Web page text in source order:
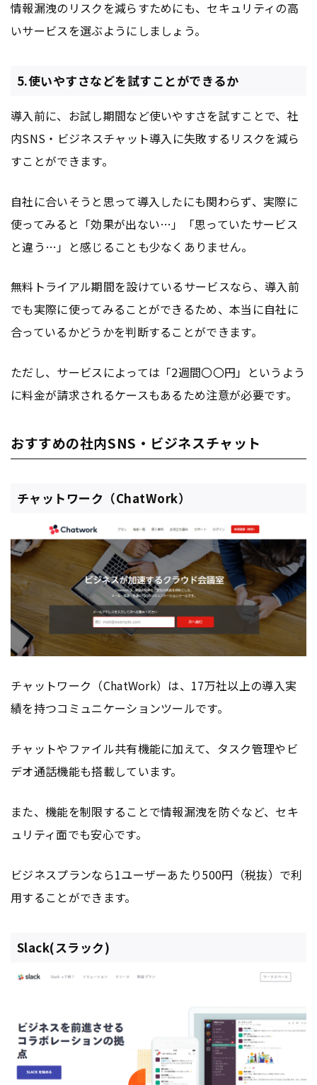
情報漏洩のリスクを減らすためにも、セキュリティの高
いサービスを選ぶようにしましょう。
5.使いやすさなどを試すことができるか
導入前に、お試し期間など使いやすさを試すことで、社
内SNS・ビジネスチャット導入に失敗するリスクを減ら
すことができます。
自社に合いそうと思って導入したにも関わらず、実際に
使ってみると「効果が出ない…」「思っていたサービス
と違う…」と感じることも少なくありません。
無料トライアル期間を設けているサービスなら、導入前
でも実際に使ってみることができるため、本当に自社に
合っているかどうかを判断することができます。
ただし、サービスによっては「2週間〇〇円」というよう
に料金が請求されるケースもあるため注意が必要です。
おすすめの社内SNS・ビジネスチャット
チャットワーク（ChatWork）
チャットワーク（ChatWork）は、17万社以上の導入実
績を持つコミュニケーションツールです。
チャットやファイル共有機能に加えて、タスク管理やビ
デオ通話機能も搭載しています。
また、機能を制限することで情報漏洩を防ぐなど、セキ
ュリティ面でも安心です。
ビジネスプランなら1ユーザーあたり500円（税抜）で利
用することができます。
Slack(スラック)